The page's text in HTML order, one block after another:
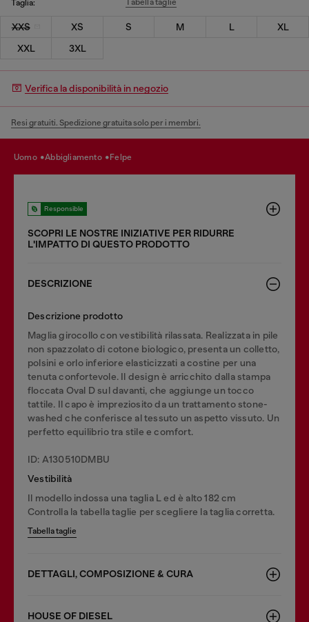
Taglia: Tabella taglie
XXS XS S M L
XL
XXL
3XL
Verifica la disponibilità in negozio
Resi gratuiti. Spedizione gratuita solo per i membri.
uomo abbigliamento felpe
Responsible
SCOPRI LE NOSTRE INIZIATIVE PER RIDURRE
LʹIMPATTO DI QUESTO PRODOTTO
DESCRIZIONE
Descrizione prodotto
Maglia girocollo con vestibilità rilassata. Realizzata in pile
non spazzolato di cotone biologico, presenta un colletto,
polsini e orlo inferiore elasticizzati a costine per una
tenuta confortevole. Il design è arricchito dalla stampa
floccata Oval D sul davanti, che aggiunge un tocco
tattile. Il capo è impreziosito da un trattamento stone-
washed che conferisce al tessuto un aspetto vissuto. Un
perfetto equilibrio tra stile e comfort.
ID: A130510DMBU
Vestibilità
Il modello indossa una taglia L ed è alto 182 cm
Controlla la tabella taglie per scegliere la taglia corretta.
Tabella taglie
DETTAGLI, COMPOSIZIONE & CURA
HOUSE OF DIESEL